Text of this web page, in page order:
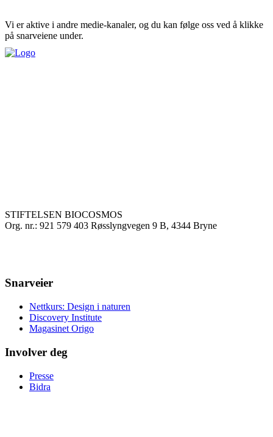
Vi er aktive i andre medie-kanaler, og du kan følge oss ved å klikke
på snarveiene under.
STIFTELSEN BIOCOSMOS
Org. nr.: 921 579 403 Røsslyngvegen 9 B, 4344 Bryne
Snarveier
Nettkurs: Design i naturen
Discovery Institute
Magasinet Origo
Involver deg
Presse
Bidra